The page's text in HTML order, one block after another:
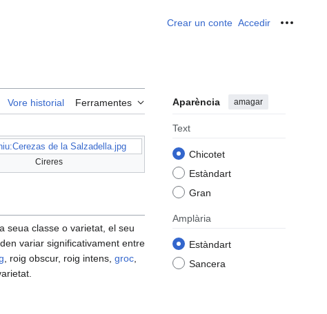
Crear un conte Accedir
Vore historial Ferramentes Aparència amagar
Text
Chicotet
Estàndart
Gran
Amplària
Estàndart
Sancera
de la Salzadella.jpg
Cireres
seua classe o varietat, el seu
variar significativament entre
, roig obscur, roig intens, groc